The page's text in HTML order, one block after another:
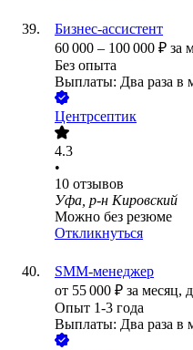
Бизнес-ассистент
60 000 – 100 000 ₽ за
Без опыта
Выплаты: Два раза в
Центрсептик
4.3
•
10 отзывов
Уфа, р-н Кировский
Можно без резюме
Откликнуться
SMM-менеджер
от 55 000 ₽ за месяц,
Опыт 1-3 года
Выплаты: Два раза в